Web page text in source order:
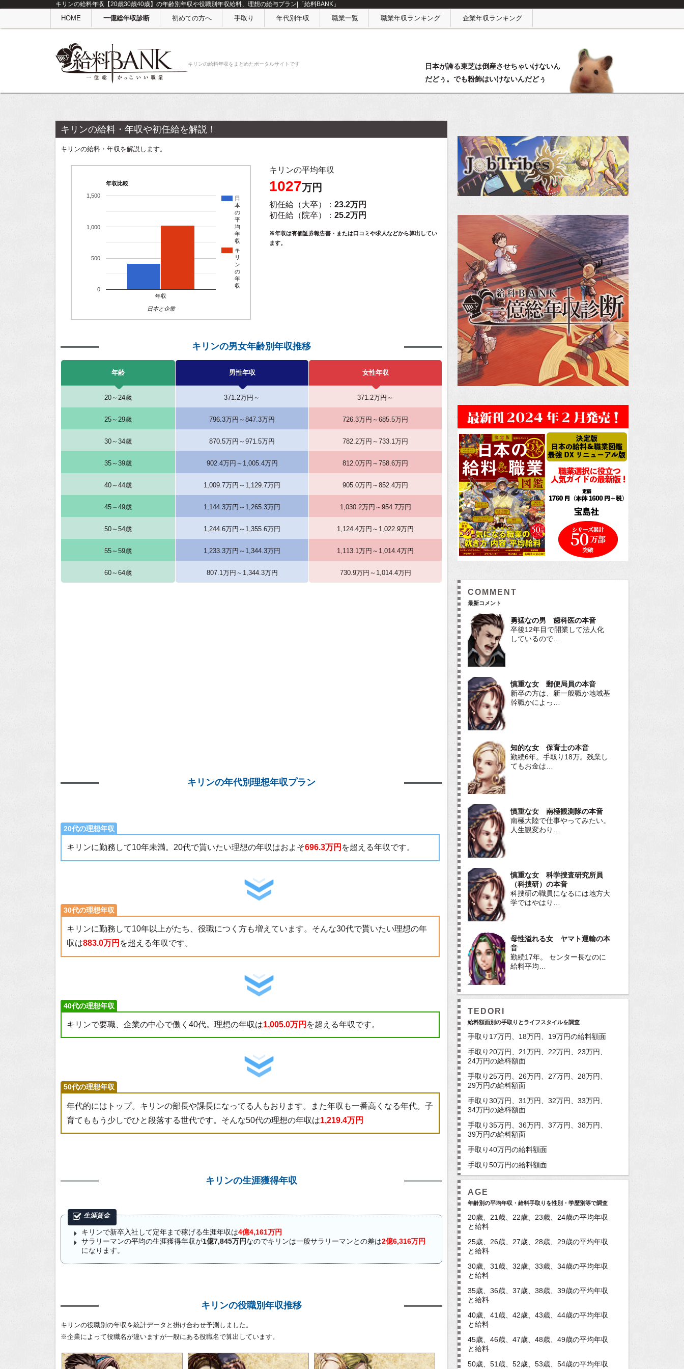
キリンの給料年収【20歳30歳40歳】の年齢別年収や役職別年収給料、理想の給与プラン|「給料BANK」
HOME 一億総年収診断 初めての方へ 手取り 年代別年収 職業一覧 職業年収ランキング 企業年収ランキング
キリンの給料年収をまとめたポータルサイトです
日本が誇る東芝は倒産させちゃいけないん
だどぅ。でも粉飾はいけないんだどぅ
キリンの給料・年収や初任給を解説！
キリンの給料・年収を解説します。
年収比較
日
本
の
平
均
年
収
キ
リ
ン
の
年
収
年収
0
500
1,000
1,500
日本と企業
キリンの平均年収
1027万円
初任給（大卒）： 23.2万円
初任給（院卒）： 25.2万円
※年収は有価証券報告書・または口コミや求人などから算出してい
ます。
キリンの男女年齢別年収推移
年齢 男性年収 女性年収
20～24歳 371.2万円～ 371.2万円～
25～29歳 796.3万円～847.3万円 726.3万円～685.5万円
30～34歳 870.5万円～971.5万円 782.2万円～733.1万円
35～39歳 902.4万円～1,005.4万円 812.0万円～758.6万円
40～44歳 1,009.7万円～1,129.7万円 905.0万円～852.4万円
45～49歳 1,144.3万円～1,265.3万円 1,030.2万円～954.7万円
50～54歳 1,244.6万円～1,355.6万円 1,124.4万円～1,022.9万円
55～59歳 1,233.3万円～1,344.3万円 1,113.1万円～1,014.4万円
60～64歳 807.1万円～1,344.3万円 730.9万円～1,014.4万円
キリンの年代別理想年収プラン
20代の理想年収
キリンに勤務して10年未満。20代で貰いたい理想の年収はおよそ696.3万円 を超える年収です。
30代の理想年収
キリンに勤務して10年以上がたち、役職につく方も増えています。そんな30代で貰いたい理想の年
収は883.0万円 を超える年収です。
40代の理想年収
キリンで要職、企業の中心で働く40代。理想の年収は1,005.0万円 を超える年収です。
50代の理想年収
年代的にはトップ。キリンの部長や課長になってる人もおります。また年収も一番高くなる年代。子
育てももう少しでひと段落する世代です。そんな50代の理想の年収は1,219.4万円
キリンの生涯獲得年収
キリンで新卒入社して定年まで稼げる生涯年収は4億4,161万円
サラリーマンの平均の生涯獲得年収が1億7,845万円なのでキリンは一般サラリーマンとの差は2億6,316万円
になります。
キリンの役職別年収推移
キリンの役職別の年収を統計データと掛け合わせ予測しました。
※企業によって役職名が違いますが一般にある役職名で算出しています。
COMMENT
最新コメント
勇猛なの男 歯科医の本音
卒後12年目で開業して法人化
しているので…
慎重な女 郵便局員の本音
新卒の方は、新一般職か地域基
幹職かによっ…
知的な女 保育士の本音
勤続6年。手取り18万。残業し
てもお金は…
慎重な女 南極観測隊の本音
南極大陸で仕事やってみたい。
人生観変わり…
慎重な女 科学捜査研究所員
（科捜研）の本音
科捜研の職員になるには地方大
学ではやはり…
母性溢れる女 ヤマト運輸の本
音
勤続17年。 センター長なのに
給料平均…
TEDORI
給料額面別の手取りとライフスタイルを調査
手取り17万円、18万円、19万円の給料額面
手取り20万円、21万円、22万円、23万円、
24万円の給料額面
手取り25万円、26万円、27万円、28万円、
29万円の給料額面
手取り30万円、31万円、32万円、33万円、
34万円の給料額面
手取り35万円、36万円、37万円、38万円、
39万円の給料額面
手取り40万円の給料額面
手取り50万円の給料額面
AGE
年齢別の平均年収・給料手取りを性別・学歴別等で調査
20歳、21歳、22歳、23歳、24歳の平均年収
と給料
25歳、26歳、27歳、28歳、29歳の平均年収
と給料
30歳、31歳、32歳、33歳、34歳の平均年収
と給料
35歳、36歳、37歳、38歳、39歳の平均年収
と給料
40歳、41歳、42歳、43歳、44歳の平均年収
と給料
45歳、46歳、47歳、48歳、49歳の平均年収
と給料
50歳、51歳、52歳、53歳、54歳の平均年収